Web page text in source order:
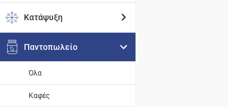
Κατάψυξη
Παντοπωλείο
Όλα
Καφές